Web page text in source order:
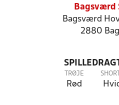
Bagsværd
Bagsværd
2880
TRØJE
Rød